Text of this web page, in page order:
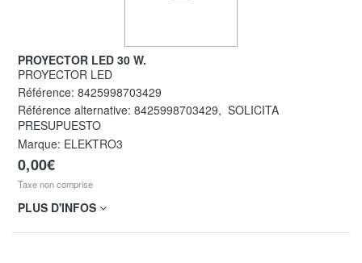
PROYECTOR LED 30 W.
PROYECTOR LED
Référence: 8425998703429
Référence alternative: 8425998703429, SOLICITA
PRESUPUESTO
Marque: ELEKTRO3
0,00€
Taxe non comprise
PLUS D'INFOS